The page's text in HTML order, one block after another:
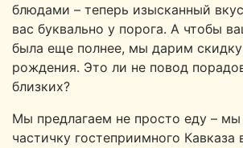
блюдами – теперь изысканный
вас буквально у порога. А чтобы
была еще полнее, мы дарим
рождения. Это ли не повод
близких?
Мы предлагаем не просто еду –
частичку гостеприимного Кавказа